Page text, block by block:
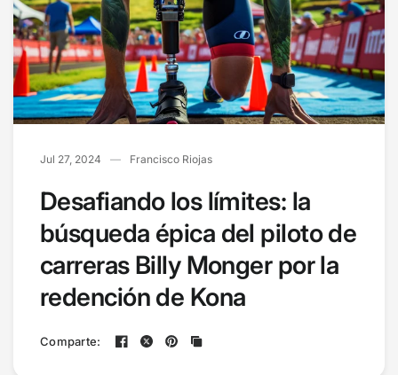
Jul 27, 2024 Francisco Riojas
Desafiando los límites: la
búsqueda épica del piloto de
carreras Billy Monger por la
redención de Kona
Comparte: